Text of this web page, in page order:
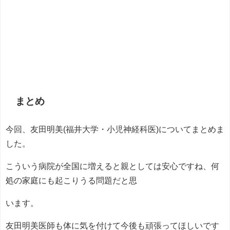
まとめ
今回、友田明美(福井大学・小児神経科医)についてまとめま
した。
こういう病院が全国に増えると親としては安心ですね、何
処の家庭にも起こりうる問題だと思
います。
友田明美医師も体に気を付けて今後も頑張ってほしいです